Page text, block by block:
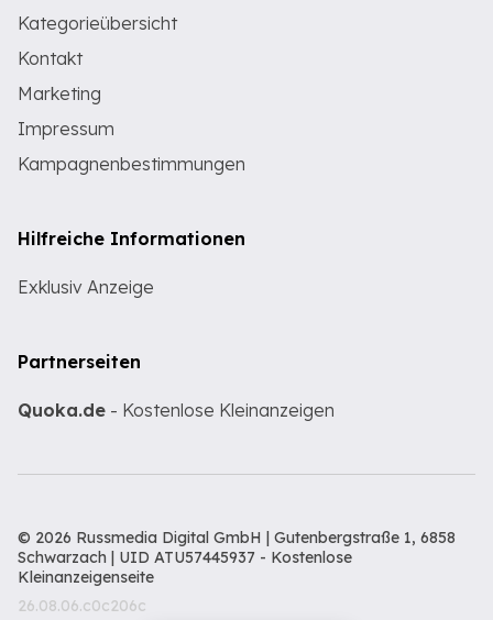
Kategorieübersicht
Kontakt
Marketing
Impressum
Kampagnenbestimmungen
Hilfreiche Informationen
Exklusiv Anzeige
Partnerseiten
Quoka.de - Kostenlose Kleinanzeigen
© 2026 Russmedia Digital GmbH | Gutenbergstraße 1, 6858
Schwarzach | UID ATU57445937 - Kostenlose
Kleinanzeigenseite
26.08.06.c0c206c